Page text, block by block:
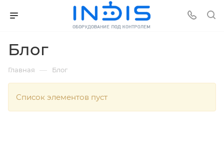
Блог
Главная — Блог
Список элементов пуст